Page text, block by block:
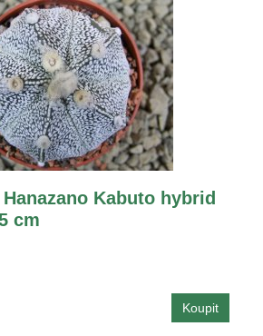
Kabuto hybrid
cm